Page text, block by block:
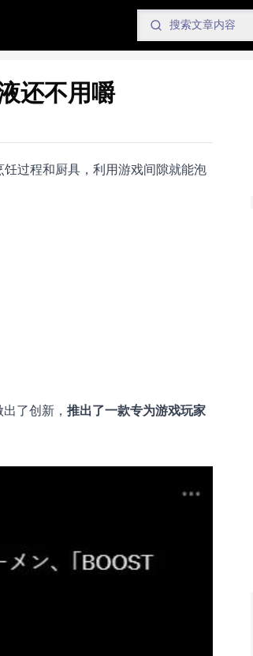
还不用嚼
过程和厨具，利用游戏间隙就能泡
了创新， 推出了一款专为游戏玩家